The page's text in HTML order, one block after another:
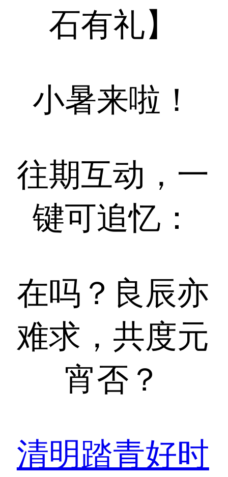
石有礼】
小暑来啦！
往期互动，一
键可追忆：
在吗？良辰亦
难求，共度元
宵否？
清明踏青好时